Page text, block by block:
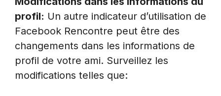
profil: Un autre indicateur d’utilisation de
Facebook Rencontre peut être des
changements dans les informations de
profil de votre ami. Surveillez les
modifications telles que: